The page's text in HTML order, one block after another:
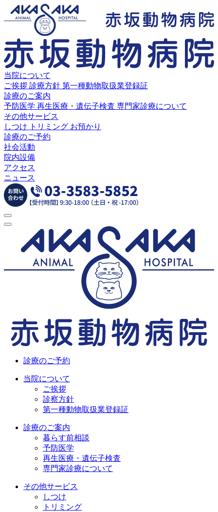
当院について
ご挨拶 診療方針 第一種動物取扱業登録証
診療のご案内
予防医学 再生医療・遺伝子検査 専門家診療について
その他サービス
しつけ
トリミング お預かり
診療のご予約
社会活動
院内設備
アクセス
ニュース
診療のご予約
当院について
ご挨拶
診察方針
第一種動物取扱業登録証
診療のご案内
暮らす前相談
予防医学
再生医療・遺伝子検査
専門家診療について
その他サービス
しつけ
トリミング